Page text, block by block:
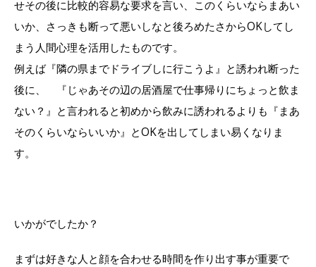
せその後に比較的容易な要求を言い、このくらいならまあい
いか、さっきも断って悪いしなと後ろめたさからOKしてし
まう人間心理を活用したものです。
例えば『隣の県までドライブしに行こうよ』と誘われ断った
後に、 『じゃあその辺の居酒屋で仕事帰りにちょっと飲ま
ない？』と言われると初めから飲みに誘われるよりも『まあ
そのくらいならいいか』とOKを出してしまい易くなりま
す。
いかがでしたか？
まずは好きな人と顔を合わせる時間を作り出す事が重要で